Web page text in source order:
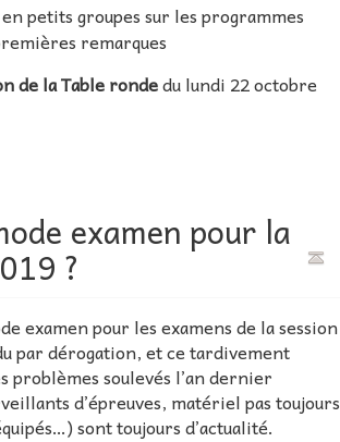
petits groupes sur les programmes
remarques
de la Table rondedu lundi 22 octobre
examen pour la
?
examen pour les examens de la session
par dérogation, et ce tardivement
problèmes soulevés l’an dernier
d’épreuves, matériel pas toujours
sont toujours d’actualité.